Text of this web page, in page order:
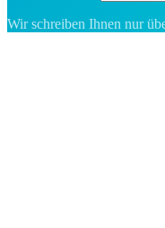
Wir schreiben Ihnen nur